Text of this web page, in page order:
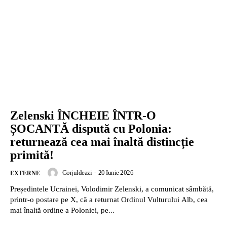
Zelenski ÎNCHEIE ÎNTR‑O
ȘOCANTĂ dispută cu Polonia:
returnează cea mai înaltă distincție
primită!
EXTERNE Gorjuldeazi - 20 Iunie 2026
Președintele Ucrainei, Volodimir Zelenski, a comunicat sâmbătă,
printr-o postare pe X, că a returnat Ordinul Vulturului Alb, cea
mai înaltă ordine a Poloniei, pe...